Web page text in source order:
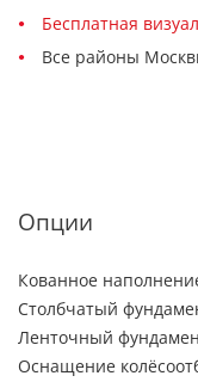
Бесплатная
Все районы
Опции
Кованное
Столбчатый
Ленточный
Оснащение